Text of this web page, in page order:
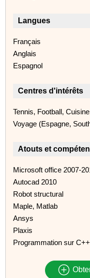
Langues
Français
Anglais
Espagnol
Centres d'intérêts
Tennis, Football,
Voyage (Espagne,
Atouts et
Microsoft office 2007-
Autocad 2010
Robot structural
Maple, Matlab
Ansys
Plaxis
Programmation sur C++